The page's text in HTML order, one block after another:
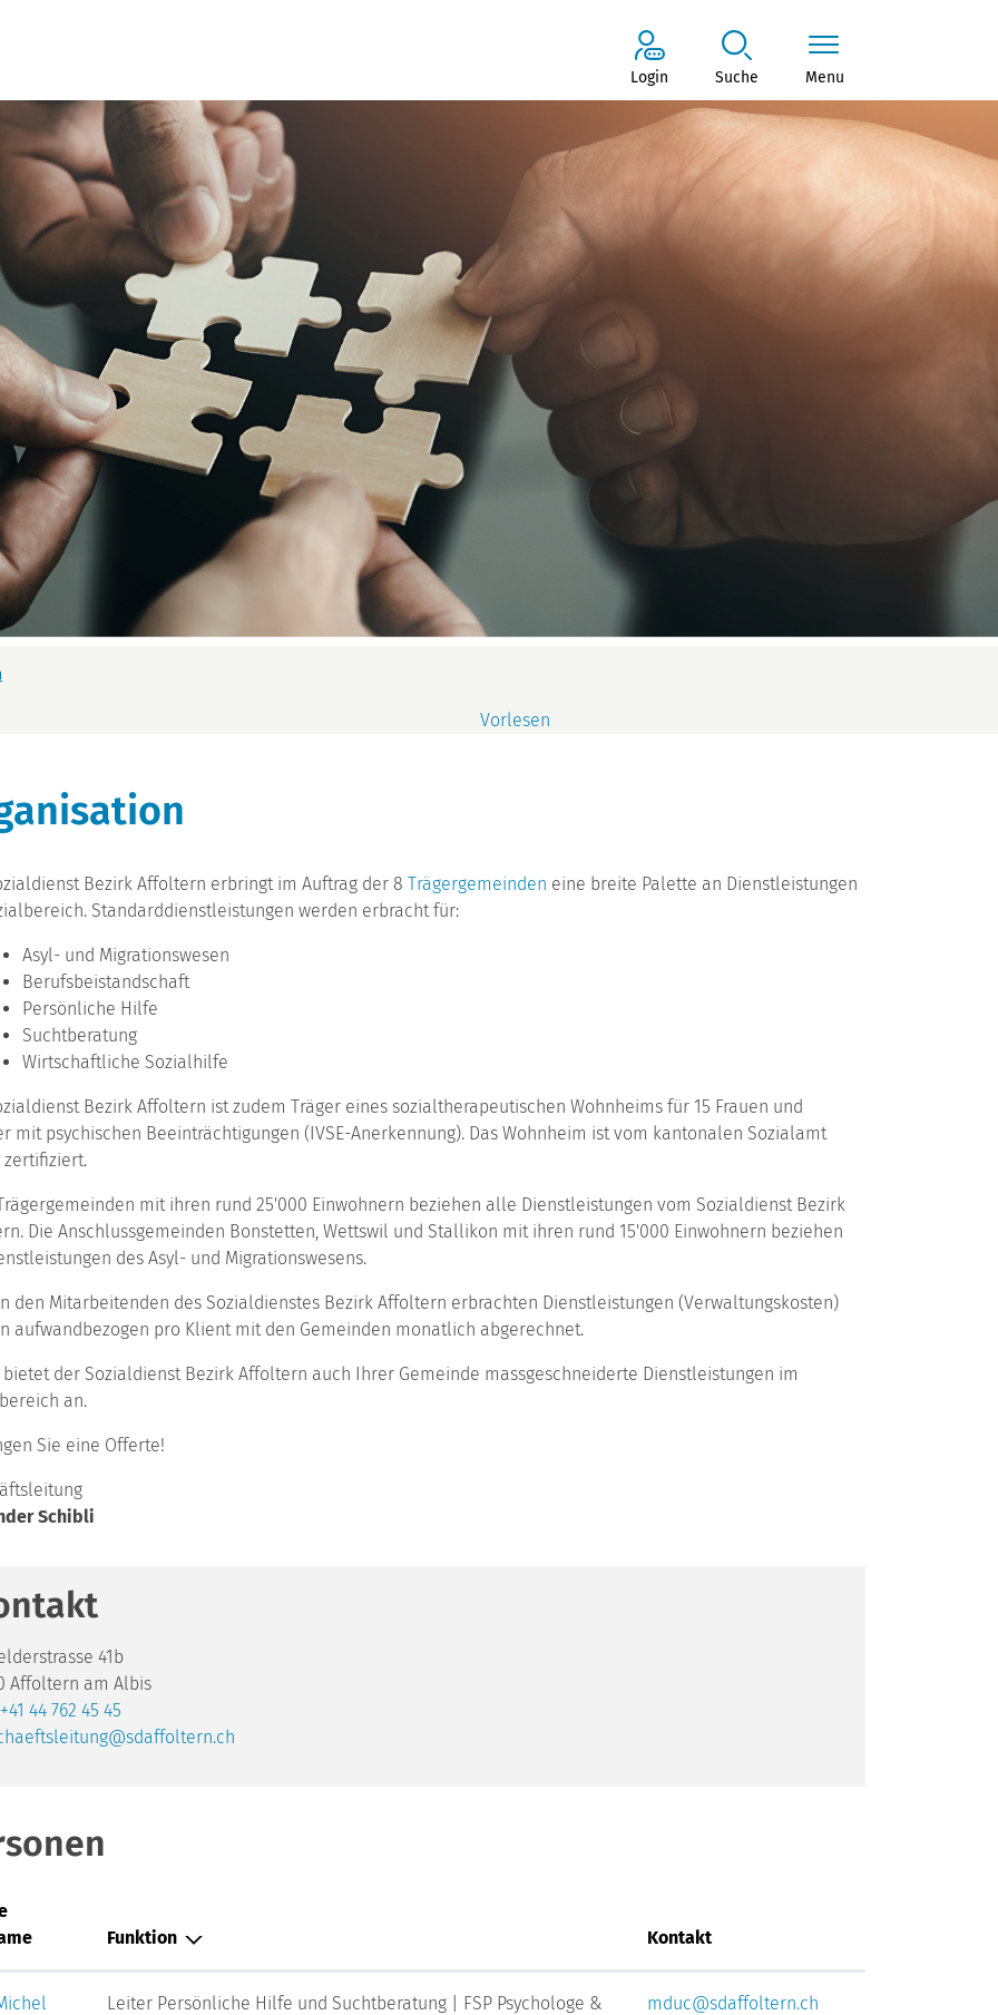
Login Suche Menu
Vorlesen
Bezirk Affoltern erbringt im Auftrag der 8 Trägergemeinden eine breite Palette an Dienstleistungen
Standarddienstleistungen werden erbracht für:
Asyl- und Migrationswesen
Berufsbeistandschaft
Persönliche Hilfe
Suchtberatung
Wirtschaftliche Sozialhilfe
Bezirk Affoltern ist zudem Träger eines sozialtherapeutischen Wohnheims für 15 Frauen und
mit psychischen Beeinträchtigungen (IVSE-Anerkennung). Das Wohnheim ist vom kantonalen Sozialamt
zertifiziert.
mit ihren rund 25'000 Einwohnern beziehen alle Dienstleistungen vom Sozialdienst Bezirk
Die Anschlussgemeinden Bonstetten, Wettswil und Stallikon mit ihren rund 15'000 Einwohnern beziehen
des Asyl- und Migrationswesens.
den Mitarbeitenden des Sozialdienstes Bezirk Affoltern erbrachten Dienstleistungen (Verwaltungskosten)
aufwandbezogen pro Klient mit den Gemeinden monatlich abgerechnet.
bietet der Sozialdienst Bezirk Affoltern auch Ihrer Gemeinde massgeschneiderte Dienstleistungen im
an.
Sie eine Offerte!
Schibli
41b
Affoltern am Albis
+41 44 762 45 45
Funktion Kontakt
Leiter Persönliche Hilfe und Suchtberatung | FSP Psychologe &
mduc@sdaffoltern.ch